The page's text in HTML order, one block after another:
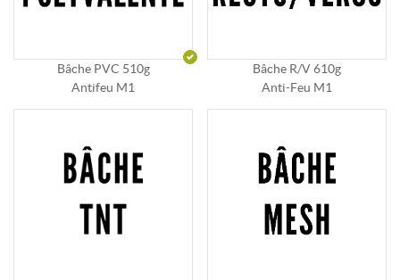
Bâche PVC 510g
Antifeu M1
Bâche R/V 610g
Anti-Feu M1